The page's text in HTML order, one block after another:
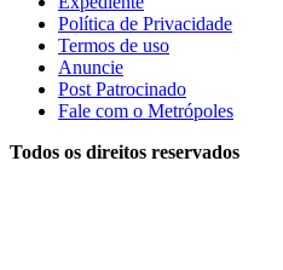
Política de Privacidade
Termos de uso
Anuncie
Post Patrocinado
Fale com o Metrópoles
Todos os direitos reservados